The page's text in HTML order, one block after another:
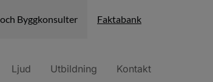
Byggkonsulter Faktabank
Ljud Utbildning Kontakt